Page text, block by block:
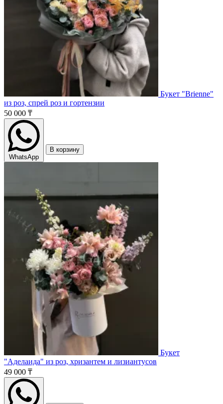
Букет "Brienne"
из роз, спрей роз и гортензии
50 000 ₸
WhatsApp
В корзину
Букет
"Аделаида" из роз, хризантем и лизиантусов
49 000 ₸